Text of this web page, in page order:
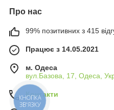
Про нас
99% позитивних з 415
Працює з 14.05.2021
м. Одеса
вул.Базова, 17, Одеса,
Контакти
КНОПКА
ЗВ'ЯЗКУ